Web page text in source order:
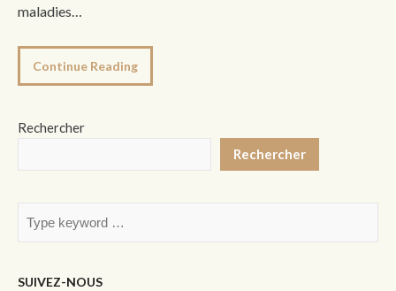
maladies…
Continue Reading
Rechercher
Rechercher
SUIVEZ-NOUS